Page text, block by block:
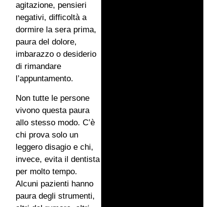
agitazione, pensieri
negativi, difficoltà a
dormire la sera prima,
paura del dolore,
imbarazzo o desiderio
di rimandare
l’appuntamento.
Non tutte le persone
vivono questa paura
allo stesso modo. C’è
chi prova solo un
leggero disagio e chi,
invece, evita il dentista
per molto tempo.
Alcuni pazienti hanno
paura degli strumenti,